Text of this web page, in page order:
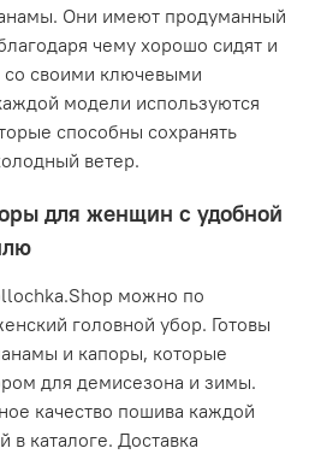
Они имеют продуманный
чему хорошо сидят и
со своими ключевыми
модели используются
способны сохранять
ветер.
для женщин с удобной
можно по
головной убор. Готовы
и капоры, которые
для демисезона и зимы.
качество пошива каждой
в каталоге. Доставка